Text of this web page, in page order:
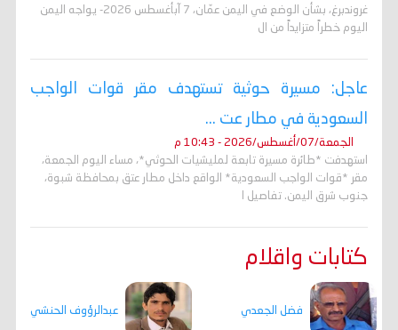
غروندبرغ، بشأن الوضع في اليمن عمّان، 7 آبأغسطس 2026- يواجه اليمن
اليوم خطراً متزايداً من ال
عاجل: مسيرة حوثية تستهدف مقر قوات الواجب
السعودية في مطار عت ...
الجمعة/07/أغسطس/2026 - 10:43 م
استهدفت *طائرة مسيرة تابعة لمليشيات الحوثي*، مساء اليوم الجمعة،
مقر *قوات الواجب السعودية* الواقع داخل مطار عتق بمحافظة شبوة،
جنوب شرق اليمن. تفاصيل ا
كتابات واقلام
فضل الجعدي عبدالرؤوف الحنشي